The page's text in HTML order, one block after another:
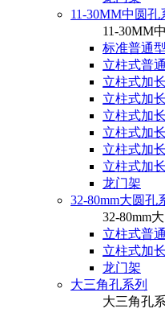
11-30MM中圆孔
11-30MM
标准普通型
立柱式普
立柱式加
立柱式加
立柱式加
立柱式加
立柱式加
立柱式加
龙门架
32-80mm大圆孔
32-80mm
立柱式普
立柱式加
龙门架
大三角孔系列
大三角孔